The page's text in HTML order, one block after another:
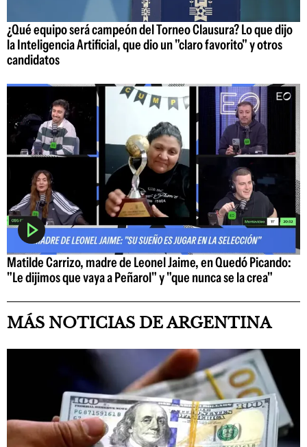
¿Qué equipo será campeón del Torneo Clausura? Lo que dijo
la Inteligencia Artificial, que dio un "claro favorito" y otros
candidatos
Matilde Carrizo, madre de Leonel Jaime, en Quedó Picando:
"Le dijimos que vaya a Peñarol" y "que nunca se la crea"
MÁS NOTICIAS DE ARGENTINA